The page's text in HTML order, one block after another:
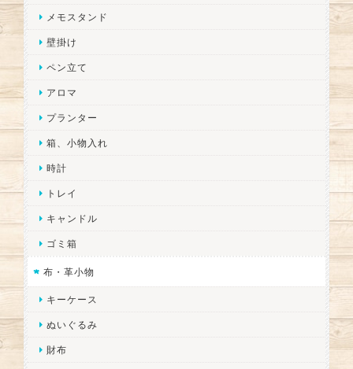
メモスタンド
壁掛け
ペン立て
アロマ
プランター
箱、小物入れ
時計
トレイ
キャンドル
ゴミ箱
布・革小物
キーケース
ぬいぐるみ
財布